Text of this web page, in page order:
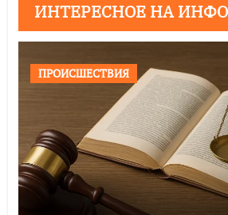
ИНТЕРЕСНОЕ НА
ПРОИСШЕСТВИЯ